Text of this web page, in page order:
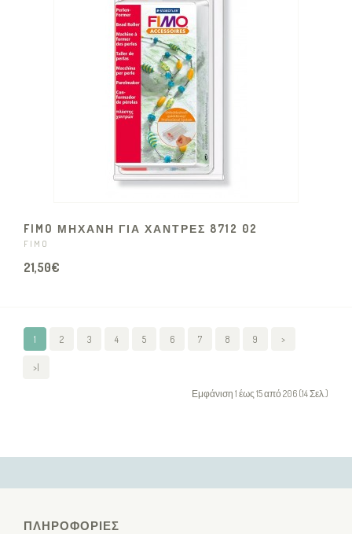
FIMO ΜΗΧΑΝΗ ΓΙΑ ΧΑΝΤΡΕΣ 8712 02
FIMO
21,50€
1 2 3 4 5 6 7 8 9 >
>|
Εμφάνιση 1 έως 15 από 206 (14 Σελ.)
ΠΛΗΡΟΦΟΡΊΕΣ